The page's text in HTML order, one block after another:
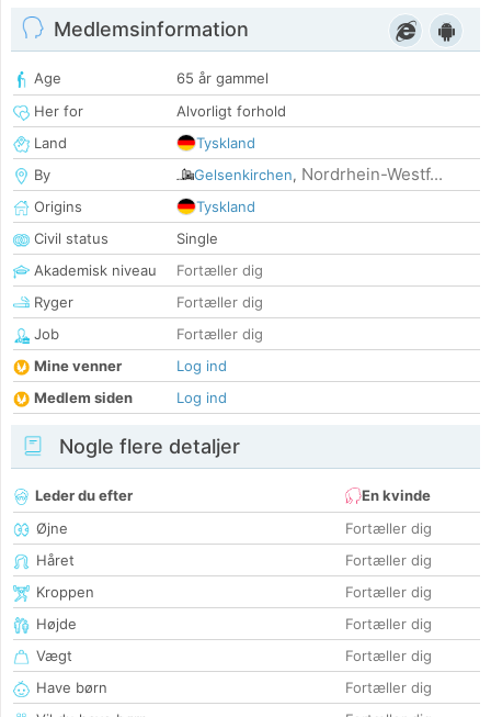
Medlemsinformation
Age
65 år gammel
Her for
Alvorligt forhold
Land
Tyskland
By
Gelsenkirchen, Nordrhein-Westf...
Origins
Tyskland
Civil status
Single
Akademisk niveau
Fortæller dig
Ryger
Fortæller dig
Job
Fortæller dig
Mine venner
Log ind
Medlem siden
Log ind
Nogle flere detaljer
Leder du efter
En kvinde
Øjne
Fortæller dig
Håret
Fortæller dig
Kroppen
Fortæller dig
Højde
Fortæller dig
Vægt
Fortæller dig
Have børn
Fortæller dig